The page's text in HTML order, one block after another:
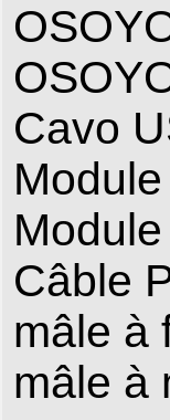
Cavo
Câble
mâle à
mâle à